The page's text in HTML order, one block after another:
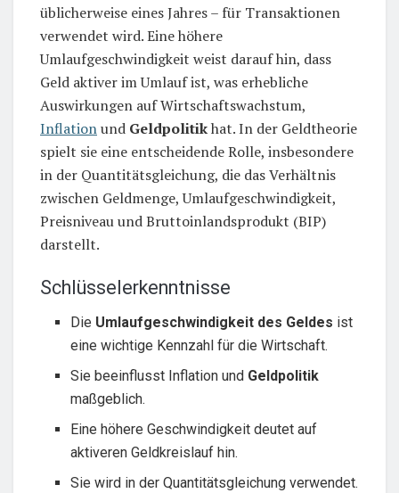
üblicherweise eines Jahres – für Transaktionen
verwendet wird. Eine höhere
Umlaufgeschwindigkeit weist darauf hin, dass
Geld aktiver im Umlauf ist, was erhebliche
Auswirkungen auf Wirtschaftswachstum,
Inflationund Geldpolitikhat. In der Geldtheorie
spielt sie eine entscheidende Rolle, insbesondere
in der Quantitätsgleichung, die das Verhältnis
zwischen Geldmenge, Umlaufgeschwindigkeit,
Preisniveau und Bruttoinlandsprodukt (BIP)
darstellt.
Schlüsselerkenntnisse
Die Umlaufgeschwindigkeit des Geldes ist
eine wichtige Kennzahl für die Wirtschaft.
Sie beeinflusst Inflation und Geldpolitik
maßgeblich.
Eine höhere Geschwindigkeit deutet auf
aktiveren Geldkreislauf hin.
Sie wird in der Quantitätsgleichung verwendet.